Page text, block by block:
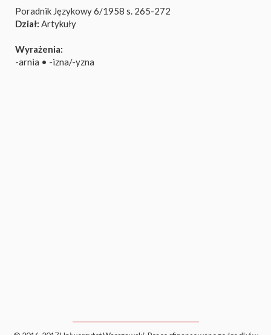
Poradnik Językowy 6/1958 s. 265-272
Dział: Artykuły
Wyrażenia:
-arnia • -izna/-yzna